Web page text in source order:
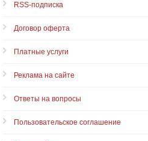
RSS-подписка
Договор оферта
Платные услуги
Реклама на сайте
Ответы на вопросы
Пользовательское соглашение